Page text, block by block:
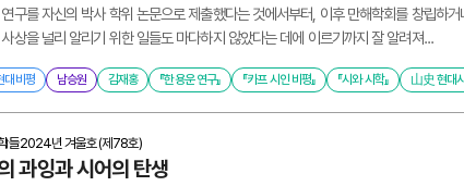
구를 자신의 박사 학위 논문으로 제출했다는 것에서부터, 이후 만해학회를 창립하
상을 널리 알리기 위한 일들도 마다하지 않았다는 데에 이르기까지 잘 알려져...
대비평 남승원 김재홍 『한용운 연구』 『카프 시인 비평』 『시와 시학』 山史 현대
들2024년 겨울호(제78호)
과잉과 시어의 탄생